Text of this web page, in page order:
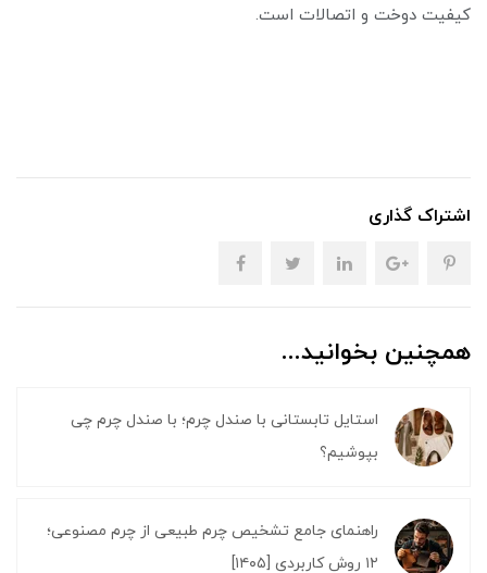
کیفیت دوخت و اتصالات است.
اشتراک گذاری
همچنین بخوانید...
استایل تابستانی با صندل چرم؛ با صندل چرم چی
بپوشیم؟
راهنمای جامع تشخیص چرم طبیعی از چرم مصنوعی؛
۱۲ روش کاربردی [۱۴۰۵]